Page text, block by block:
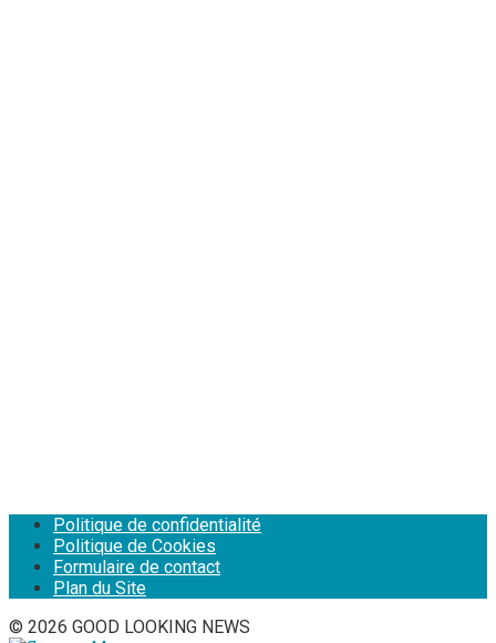
Politique de confidentialité
Politique de Cookies
Formulaire de contact
Plan du Site
© 2026 GOOD LOOKING NEWS